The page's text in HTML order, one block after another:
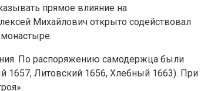
прямое влияние на
Михайлович открыто содействовал
По распоряжению самодержца были
1657, Литовский 1656, Хлебный 1663). При